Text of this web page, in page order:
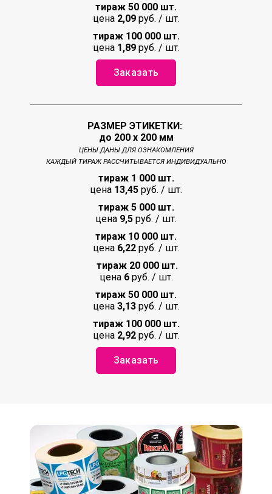
тираж 50 000 шт.
цена 2,09 руб. / шт.
тираж 100 000 шт.
цена 1,89руб. / шт.
Заказать
РАЗМЕР ЭТИКЕТКИ:
до 200 х 200 мм
ЦЕНЫ ДАНЫ ДЛЯ ОЗНАКОМЛЕНИЯ
КАЖДЫЙ ТИРАЖ РАССЧИТЫВАЕТСЯ ИНДИВИДУАЛЬНО
тираж 1 000 шт.
цена 13,45 руб. / шт.
тираж 5 000 шт.
цена 9,5 руб. / шт.
тираж 10 000 шт.
цена 6,22руб. / шт.
тираж 20 000 шт.
цена 6руб. / шт.
тираж 50 000 шт.
цена 3,13руб. / шт.
тираж 100 000 шт.
цена 2,92руб. / шт.
Заказать